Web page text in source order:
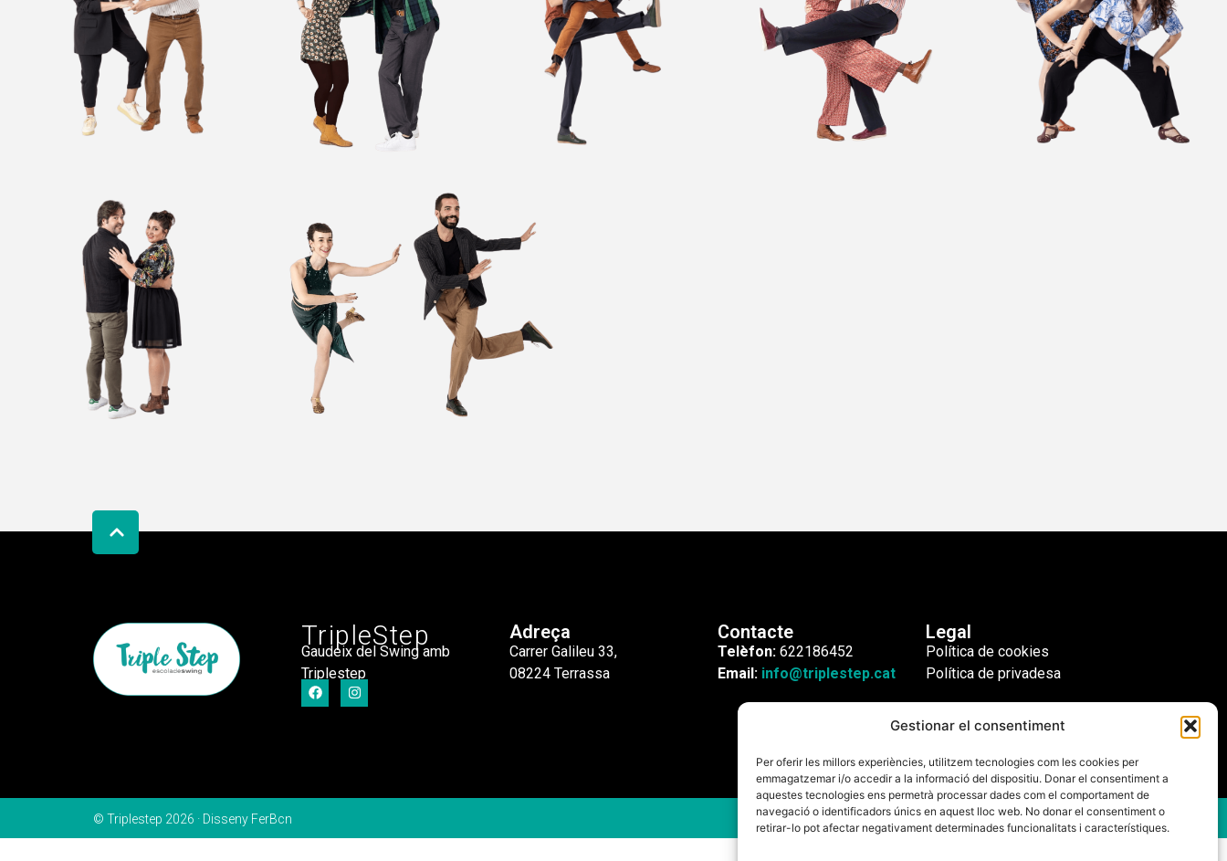
Gestionar el consentiment
Per oferir les millors experiències, utilitzem tecnologies com les cookies per
emmagatzemar i/o accedir a la informació del dispositiu. Donar el consentiment a
aquestes tecnologies ens permetrà processar dades com el comportament de
navegació o identificadors únics en aquest lloc web. No donar el consentiment o
retirar-lo pot afectar negativament determinades funcionalitats i característiques.
TripleStep
Gaudeix del Swing amb
Triplestep
Adreça
Carrer Galileu 33,
08224 Terrassa
Contacte
Telèfon: 622186452
Email: info@triplestep.cat
Legal
Política de cookies
Política de privadesa
© Triplestep 2026 · Disseny FerBcn